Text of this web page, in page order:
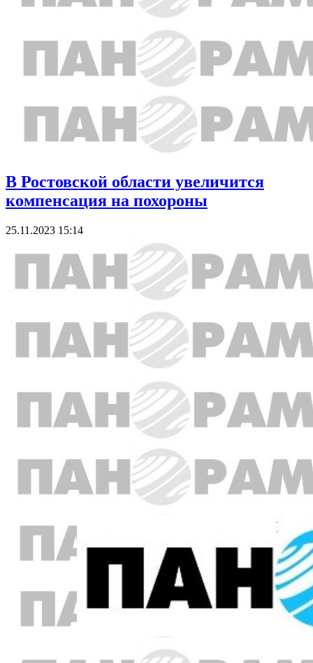
В Ростовской области увеличится
компенсация на похороны
25.11.2023 15:14